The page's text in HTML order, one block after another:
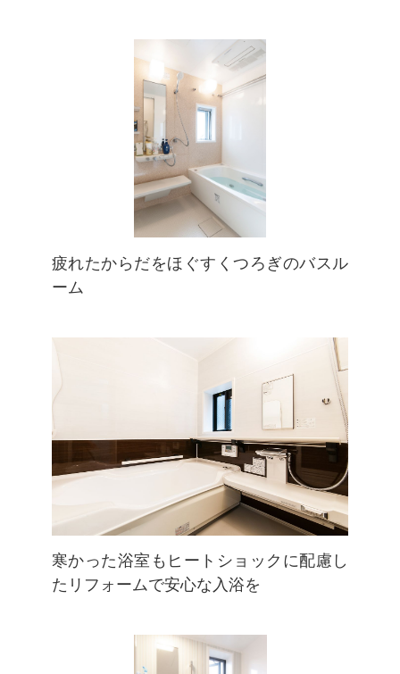
疲れたからだをほぐすくつろぎのバスル
ーム
寒かった浴室もヒートショックに配慮し
たリフォームで安心な入浴を